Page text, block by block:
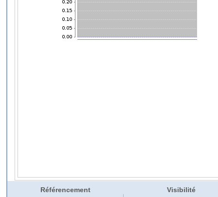
Référencement Visibilité